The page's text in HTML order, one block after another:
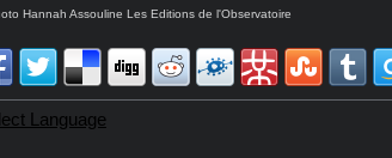
Hannah Assouline Les Editions de l'Observatoire
Language